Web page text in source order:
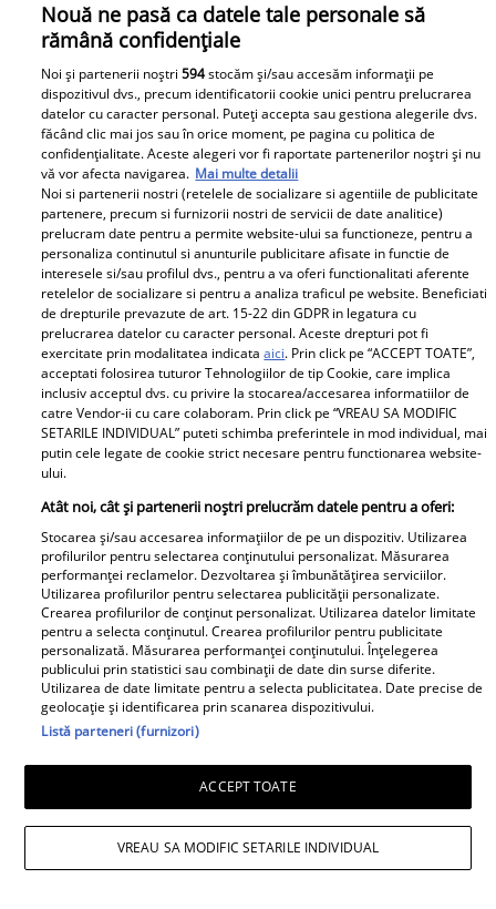
Andreea Popescu și fosta soacră, schimb
de replici. Ce i-a spus mama lui Rareș
Cojoc influenceriței: „Am găsit soluția”
Nouă ne pasă ca datele tale personale să
rămână confidențiale
Noi și partenerii noștri594stocăm și/sau accesăm informații pe
dispozitivul dvs., precum identificatorii cookie unici pentru prelucrarea
datelor cu caracter personal. Puteți accepta sau gestiona alegerile dvs.
făcând clic mai jos sau în orice moment, pe pagina cu politica de
confidențialitate. Aceste alegeri vor fi raportate partenerilor noștri și nu
vă vor afecta navigarea. Mai multe detalii
Noi si partenerii nostri (retelele de socializare si agentiile de publicitate
partenere, precum si furnizorii nostri de servicii de date analitice)
prelucram date pentru a permite website-ului sa functioneze, pentru a
personaliza continutul si anunturile publicitare afisate in functie de
interesele si/sau profilul dvs., pentru a va oferi functionalitati aferente
retelelor de socializare si pentru a analiza traficul pe website. Beneficiati
de drepturile prevazute de art. 15-22 din GDPR in legatura cu
prelucrarea datelor cu caracter personal. Aceste drepturi pot fi
exercitate prin modalitatea indicataaici. Prin click pe “ACCEPT TOATE”,
acceptati folosirea tuturor Tehnologiilor de tip Cookie, care implica
inclusiv acceptul dvs. cu privire la stocarea/accesarea informatiilor de
catre Vendor-ii cu care colaboram. Prin click pe “VREAU SA MODIFIC
SETARILE INDIVIDUAL” puteti schimba preferintele in mod individual, mai
putin cele legate de cookie strict necesare pentru functionarea website-
ului.
Atât noi, cât și partenerii noștri prelucrăm datele pentru a oferi:
Stocarea și/sau accesarea informațiilor de pe un dispozitiv. Utilizarea
profilurilor pentru selectarea conținutului personalizat. Măsurarea
performanței reclamelor. Dezvoltarea și îmbunătățirea serviciilor.
Utilizarea profilurilor pentru selectarea publicității personalizate.
Crearea profilurilor de conținut personalizat. Utilizarea datelor limitate
pentru a selecta conținutul. Crearea profilurilor pentru publicitate
personalizată. Măsurarea performanței conținutului. Înțelegerea
publicului prin statistici sau combinații de date din surse diferite.
Utilizarea de date limitate pentru a selecta publicitatea. Date precise de
geolocație și identificarea prin scanarea dispozitivului.
Listă parteneri (furnizori)
ACCEPT TOATE
VREAU SA MODIFIC SETARILE INDIVIDUAL